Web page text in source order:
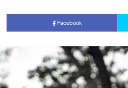
Facebook